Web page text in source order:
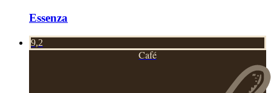
Essenza
9,2
Café